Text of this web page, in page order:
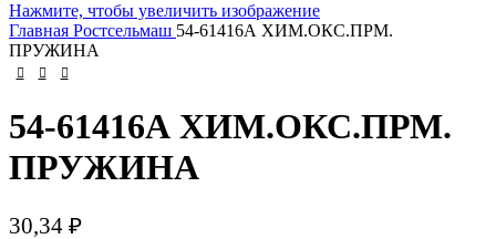
Нажмите, чтобы увеличить изображение
Главная Ростсельмаш 54-61416А ХИМ.ОКС.ПРМ.
ПРУЖИНА
54-61416А ХИМ.ОКС.ПРМ.
ПРУЖИНА
30,34 ₽